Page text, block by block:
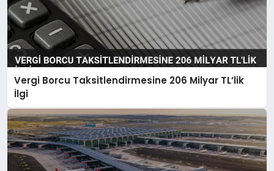
Vergi Borcu Taksitlendirmesine 206 Milyar TL’lik
İlgi